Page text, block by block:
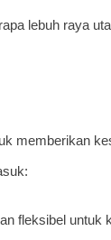
lebuh raya
memberikan
fleksibel untuk